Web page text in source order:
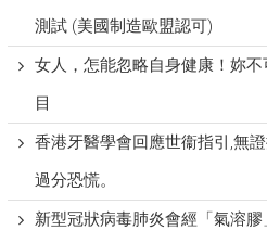
測試 (美國制造歐盟認可)
女人，怎能忽略自身健康！妳
目
香港牙醫學會回應世衞指引,無
過分恐慌。
新型冠狀病毒肺炎會經「氣溶